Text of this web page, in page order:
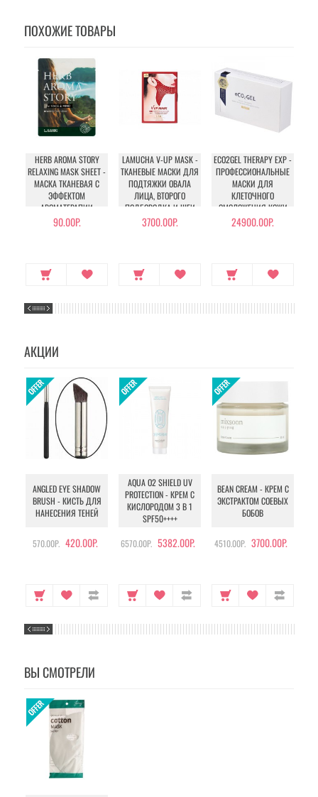
ПОХОЖИЕ ТОВАРЫ
HERB AROMA STORY
RELAXING MASK SHEET -
МАСКА ТКАНЕВАЯ С
ЭФФЕКТОМ
АРОМАТЕРАПИИ
90.00Р.
LAMUCHA V-UP MASK -
ТКАНЕВЫЕ МАСКИ ДЛЯ
ПОДТЯЖКИ ОВАЛА
ЛИЦА, ВТОРОГО
ПОДБОРОДКА И ШЕИ
3700.00Р.
ECO2GEL THERAPY ЕХР -
ПРОФЕССИОНАЛЬНЫЕ
МАСКИ ДЛЯ
КЛЕТОЧНОГО
ОМОЛОЖЕНИЯ КОЖИ
24900.00Р.
АКЦИИ
ANGLED EYE SHADOW
BRUSH - КИСТЬ ДЛЯ
НАНЕСЕНИЯ ТЕНЕЙ
570.00Р. 420.00Р.
AQUA O2 SHIELD UV
PROTECTION - КРЕМ С
КИСЛОРОДОМ 3 В 1
SPF50++++
6570.00Р. 5382.00Р.
BEAN CREAM - КРЕМ С
ЭКСТРАКТОМ СОЕВЫХ
БОБОВ
4510.00Р. 3700.00Р.
ВЫ СМОТРЕЛИ